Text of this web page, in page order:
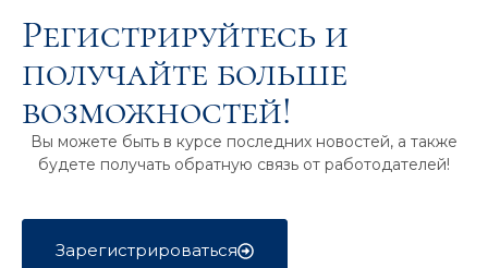
Регистрируйтесь и
получайте больше
возможностей!
Вы можете быть в курсе последних новостей, а также
будете получать обратную связь от работодателей!
Зарегистрироваться